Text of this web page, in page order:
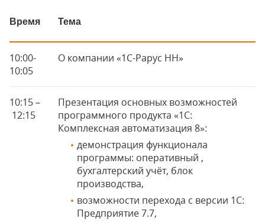
Время Тема
10:00-
10:05
О компании «1С-Рарус НН»
10:15 –
12:15
Презентация основных возможностей
программного продукта «1С:
Комплексная автоматизация 8»:
демонстрация функционала
программы: оперативный ,
бухгалтерский учёт, блок
производства,
возможности перехода с версии 1С:
Предприятие 7.7,